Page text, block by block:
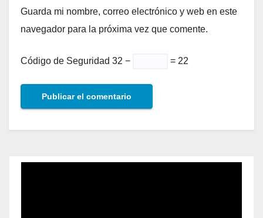
Guarda mi nombre, correo electrónico y web en este
navegador para la próxima vez que comente.
Código de Seguridad 32 − = 22